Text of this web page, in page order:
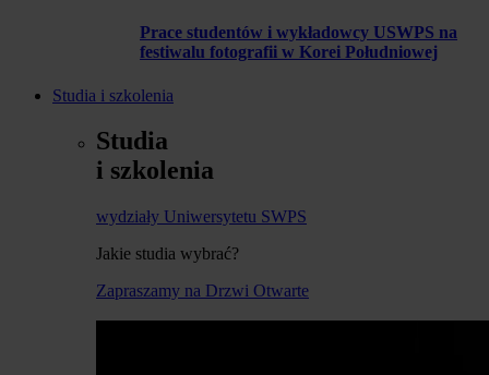
Prace studentów i wykładowcy USWPS na
festiwalu fotografii w Korei Południowej
Studia i szkolenia
Studia
i szkolenia
wydziały Uniwersytetu SWPS
Jakie studia wybrać?
Zapraszamy na Drzwi Otwarte